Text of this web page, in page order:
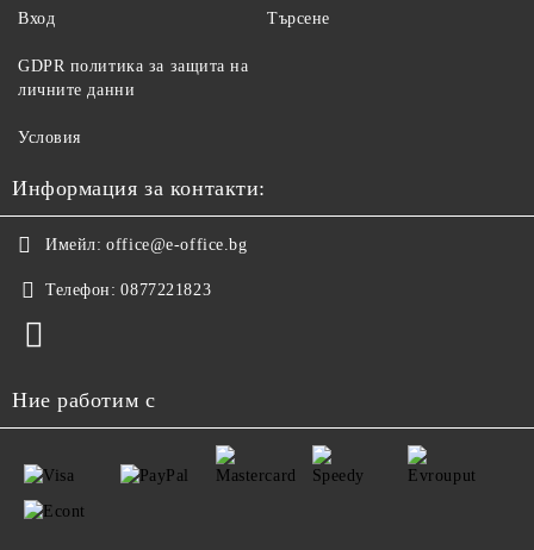
Вход Търсене
GDPR политика за защита на
личните данни
Условия
Информация за контакти:
Имейл: office@e-office.bg
Телефон: 0877221823
Ние работим с